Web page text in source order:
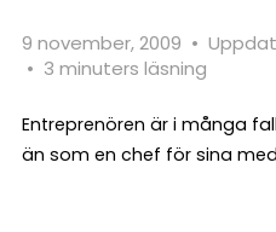
9 november, 2009 •
• 3 minuters läsning
Entreprenören är i många
än som en chef för sina